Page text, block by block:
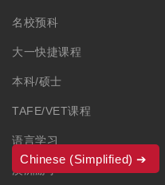
名校预科
大一快捷课程
本科/硕士
TAFE/VET课程
语言学习
澳洲游学
Chinese (Simplified)